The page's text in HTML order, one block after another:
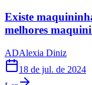
Existe
melhores
ADAlexia Diniz
18 de jul. de 2024